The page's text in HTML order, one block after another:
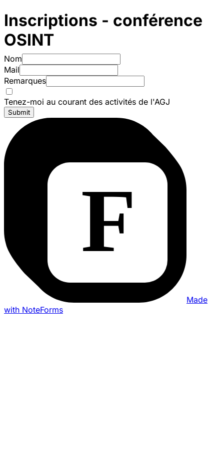
Inscriptions - conférence
OSINT
Nom
Mail
Remarques
Tenez-moi au courant des activités de l'AGJ
Submit
Made
with NoteForms